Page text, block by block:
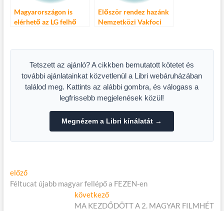
Magyarországon is
elérhető az LG felhő
Először rendez hazánk
Nemzetközi Vakfoci
Tetszett az ajánló? A cikkben bemutatott kötetet és
további ajánlatainkat közvetlenül a Libri webáruházában
találod meg. Kattints az alábbi gombra, és válogass a
legfrissebb megjelenések közül!
Megnézem a Libri kínálatát →
Bejegyzés
navigáció
előzőElőző
cikk:
Féltucat újabb magyar fellépő a FEZEN-en
következőKövetkező
cikk:
MA KEZDŐDÖTT A 2. MAGYAR FILMHÉT